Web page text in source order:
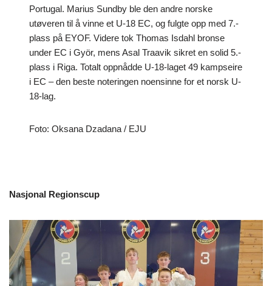
Portugal. Marius Sundby ble den andre norske
utøveren til å vinne et U-18 EC, og fulgte opp med 7.-
plass på EYOF. Videre tok Thomas Isdahl bronse
under EC i Györ, mens Asal Traavik sikret en solid 5.-
plass i Riga. Totalt oppnådde U-18-laget 49 kampseire
i EC – den beste noteringen noensinne for et norsk U-
18-lag.
Foto: Oksana Dzadana / EJU
Nasjonal Regionscup